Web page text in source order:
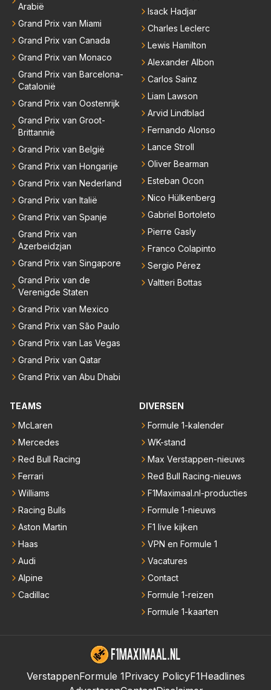
Arabië
Grand Prix van Miami
Grand Prix van Canada
Grand Prix van Monaco
Grand Prix van Barcelona-
Catalonië
Grand Prix van Oostenrijk
Grand Prix van Groot-
Brittannië
Grand Prix van België
Grand Prix van Hongarije
Grand Prix van Nederland
Grand Prix van Italië
Grand Prix van Spanje
Grand Prix van
Azerbeidzjan
Grand Prix van Singapore
Grand Prix van de
Verenigde Staten
Grand Prix van Mexico
Grand Prix van São Paulo
Grand Prix van Las Vegas
Grand Prix van Qatar
Grand Prix van Abu Dhabi
Isack Hadjar
Charles Leclerc
Lewis Hamilton
Alexander Albon
Carlos Sainz
Liam Lawson
Arvid Lindblad
Fernando Alonso
Lance Stroll
Oliver Bearman
Esteban Ocon
Nico Hülkenberg
Gabriel Bortoleto
Pierre Gasly
Franco Colapinto
Sergio Pérez
Valtteri Bottas
TEAMS
McLaren
Mercedes
Red Bull Racing
Ferrari
Williams
Racing Bulls
Aston Martin
Haas
Audi
Alpine
Cadillac
DIVERSEN
Formule 1-kalender
WK-stand
Max Verstappen-nieuws
Red Bull Racing-nieuws
F1Maximaal.nl-producties
Formule 1-nieuws
F1 live kijken
VPN en Formule 1
Vacatures
Contact
Formule 1-reizen
Formule 1-kaarten
VerstappenFormule 1Privacy PolicyF1Headlines